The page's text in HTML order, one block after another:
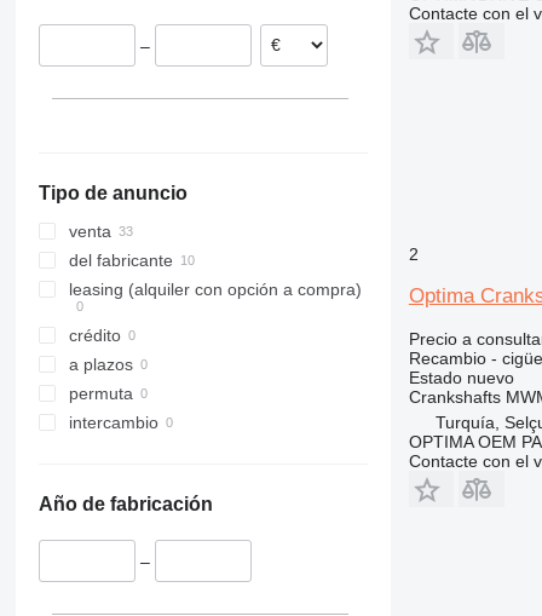
E series
S series
1840
TR
W-series
262C
304
305
306
307
311
312
313
314
319
437
530
531
532
533
536
537
540
541
8015
6090
F-series
SD
–
Tipo de anuncio
venta
del fabricante
leasing (alquiler con opción a compra)
crédito
a plazos
permuta
intercambio
Año de fabricación
–
Contacte con el
2
Optima
Precio a
Recambio -
Estadonuevo
Crankshafts
Turquía,
OPTIMA OEM
Contacte con el